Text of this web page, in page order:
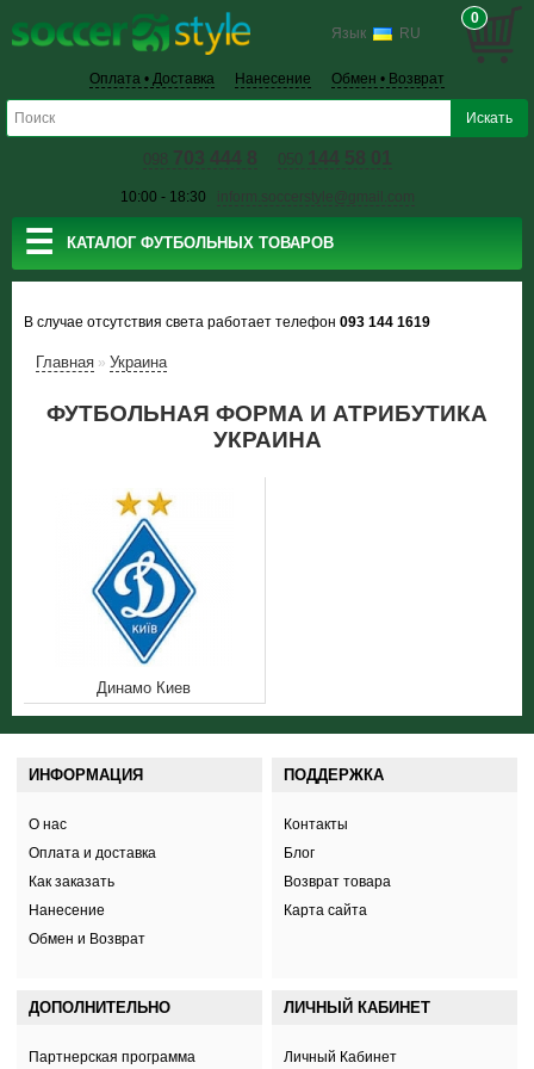
Язык RU
0
Оплата • Доставка Нанесение Обмен • Возврат
098 703 444 8 050 144 58 01
10:00 - 18:30 inform.soccerstyle@gmail.com
☰ КАТАЛОГ ФУТБОЛЬНЫХ ТОВАРОВ
В случае отсутствия света работает телефон 093 144 1619
Главная » Украина
ФУТБОЛЬНАЯ ФОРМА И АТРИБУТИКА
УКРАИНА
Динамо Киев
ИНФОРМАЦИЯ
О нас
Оплата и доставка
Как заказать
Нанесение
Обмен и Возврат
ПОДДЕРЖКА
Контакты
Блог
Возврат товара
Карта сайта
ДОПОЛНИТЕЛЬНО
Партнерская программа
ЛИЧНЫЙ КАБИНЕТ
Личный Кабинет